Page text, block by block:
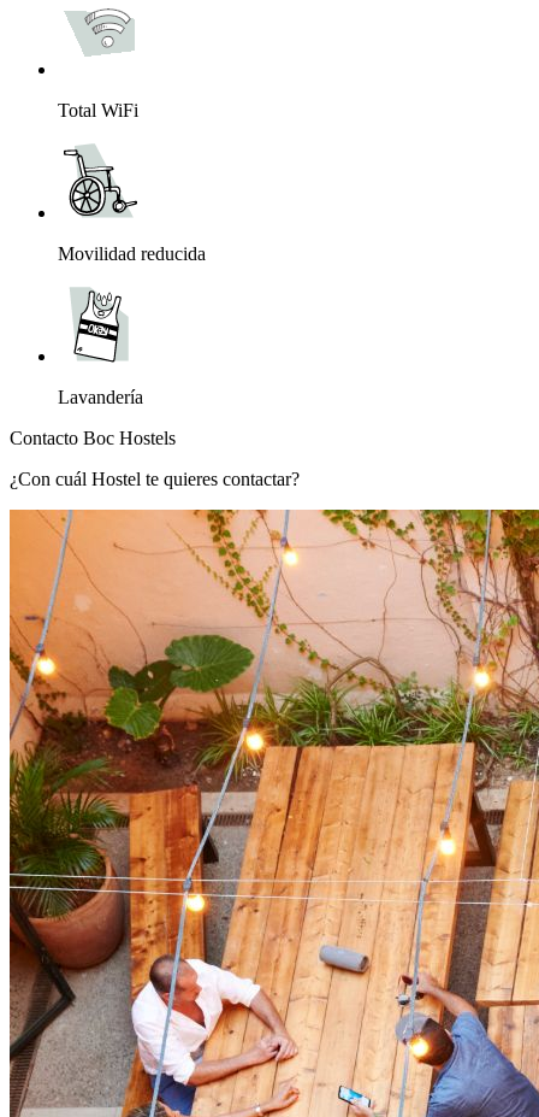
Total WiFi
Movilidad reducida
Lavandería
Contacto Boc Hostels
¿Con cuál Hostel te quieres contactar?